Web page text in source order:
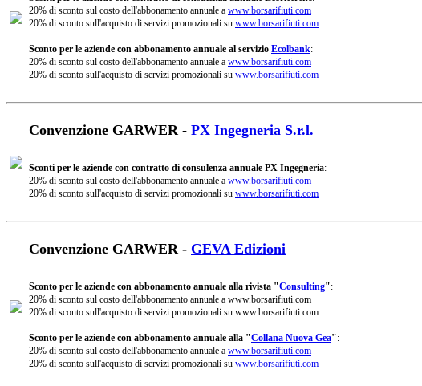
20% di sconto sul costo dell'abbonamento annuale a www.borsarifiuti.com
20% di sconto sull'acquisto di servizi promozionali su www.borsarifiuti.com
Sconto per le aziende con abbonamento annuale al servizio Ecolbank:
20% di sconto sul costo dell'abbonamento annuale a www.borsarifiuti.com
20% di sconto sull'acquisto di servizi promozionali su www.borsarifiuti.com
Convenzione GARWER - PX Ingegneria S.r.l.
Sconti per le aziende con contratto di consulenza annuale PX Ingegneria:
20% di sconto sul costo dell'abbonamento annuale a www.borsarifiuti.com
20% di sconto sull'acquisto di servizi promozionali su www.borsarifiuti.com
Convenzione GARWER - GEVA Edizioni
Sconto per le aziende con abbonamento annuale alla rivista "Consulting":
20% di sconto sul costo dell'abbonamento annuale a www.borsarifiuti.com
20% di sconto sull'acquisto di servizi promozionali su www.borsarifiuti.com
Sconto per le aziende con abbonamento annuale alla "Collana Nuova Gea":
20% di sconto sul costo dell'abbonamento annuale a www.borsarifiuti.com
20% di sconto sull'acquisto di servizi promozionali su www.borsarifiuti.com